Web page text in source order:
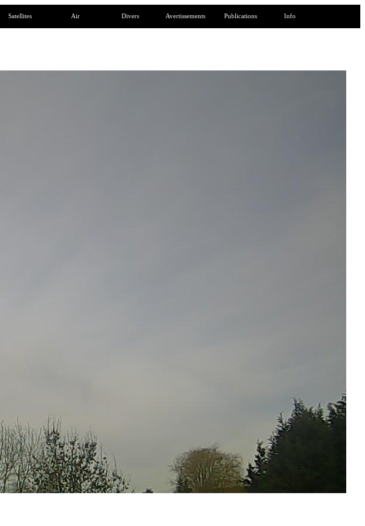
Satellites Air Divers Avertissements Publications Info